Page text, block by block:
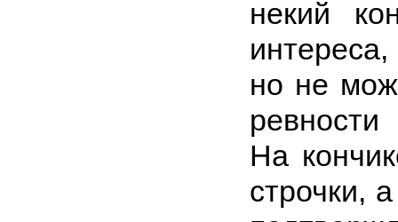
некий
но не
На
строчки,